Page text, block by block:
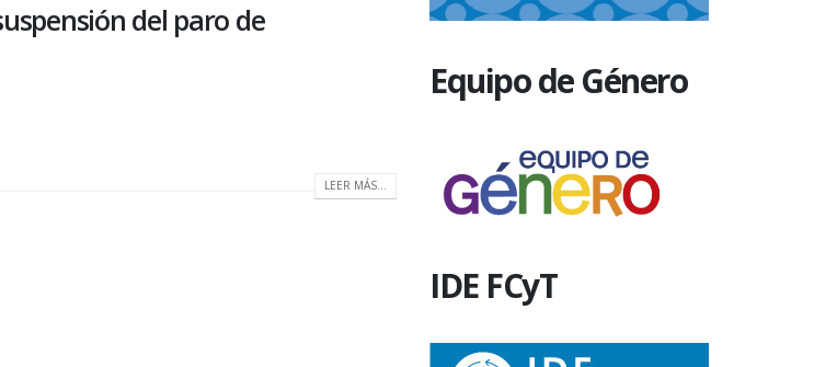
del paro de
LEER MÁS...
Equipo de Género
IDE FCyT